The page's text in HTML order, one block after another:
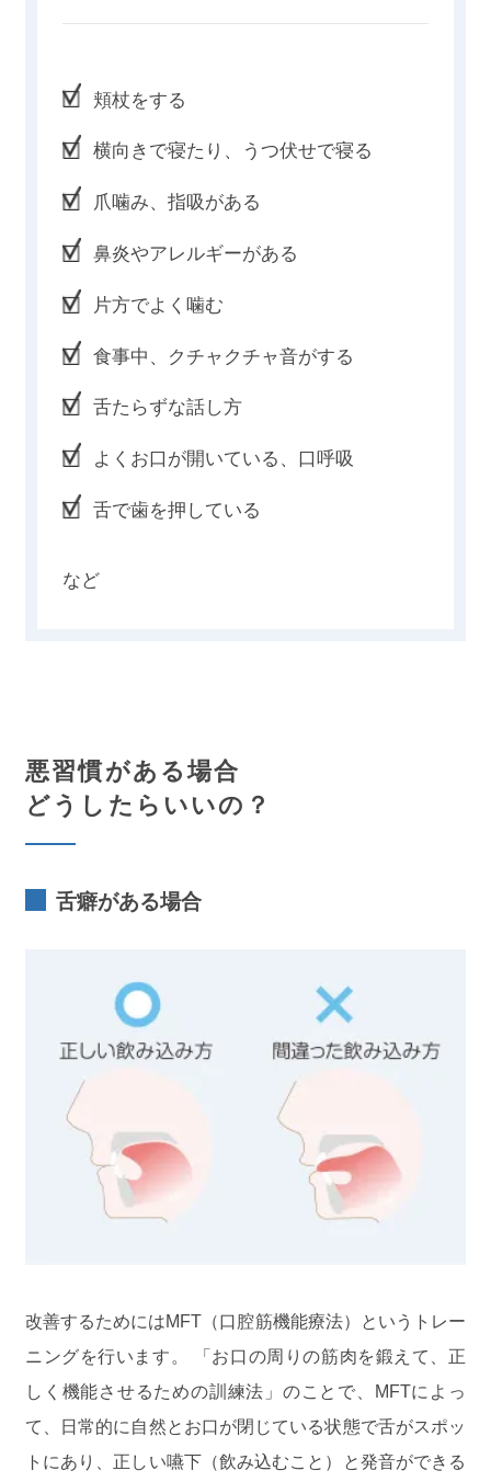
頬杖をする
横向きで寝たり、うつ伏せで寝る
爪噛み、指吸がある
鼻炎やアレルギーがある
片方でよく噛む
食事中、クチャクチャ音がする
舌たらずな話し方
よくお口が開いている、口呼吸
舌で歯を押している
など
悪習慣がある場合
どうしたらいいの？
舌癖がある場合
改善するためにはMFT（口腔筋機能療法）というトレー
ニングを行います。 「お口の周りの筋肉を鍛えて、正
しく機能させるための訓練法」のことで、MFTによっ
て、日常的に自然とお口が閉じている状態で舌がスポッ
トにあり、正しい嚥下（飲み込むこと）と発音ができる